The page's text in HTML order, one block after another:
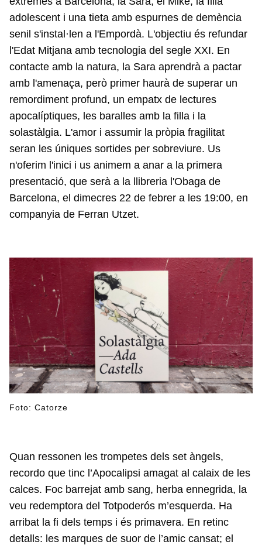
adolescent i una tieta amb espurnes de demència
senil s'instal·len a l'Empordà. L'objectiu és refundar
l'Edat Mitjana amb tecnologia del segle XXI. En
contacte amb la natura, la Sara aprendrà a pactar
amb l'amenaça, però primer haurà de superar un
remordiment profund, un empatx de lectures
apocalíptiques, les baralles amb la filla i la
solastàlgia. L'amor i assumir la pròpia fragilitat
seran les úniques sortides per sobreviure. Us
n'oferim l'inici i us animem a anar a la primera
presentació, que serà a la llibreria l'Obaga de
Barcelona, el dimecres 22 de febrer a les 19:00, en
companyia de Ferran Utzet.
Foto: Catorze
Quan ressonen les trompetes dels set àngels,
recordo que tinc l’Apocalipsi amagat al calaix de les
calces. Foc barrejat amb sang, herba ennegrida, la
veu redemptora del Totpoderós m’esquerda. Ha
arribat la fi dels temps i és primavera. En retinc
detalls: les marques de suor de l’amic cansat; el